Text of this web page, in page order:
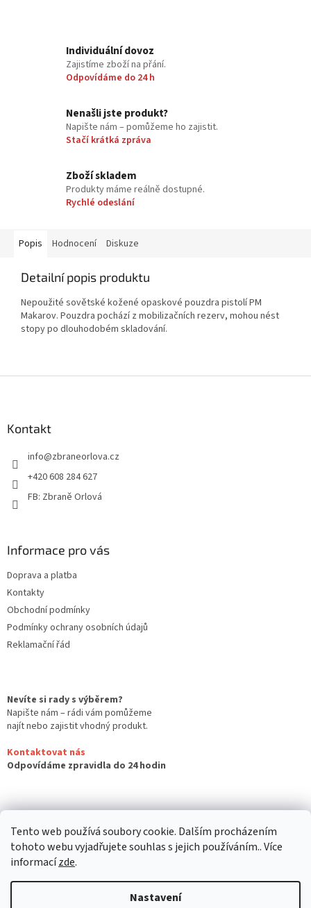
Tento web používá soubory cookie. Dalším procházením
tohoto webu vyjadřujete souhlas s jejich používáním.. Více
informacízde.
Nastavení
Individuální dovoz
Zajistíme zboží na přání.
Odpovídáme do 24 h
Nenašli jste produkt?
Napište nám – pomůžeme ho zajistit.
Stačí krátká zpráva
Zboží skladem
Produkty máme reálně dostupné.
Rychlé odeslání
Popis Hodnocení Diskuze
Detailní popis produktu
Nepoužité sovětské kožené opaskové pouzdra pistolí PM
Makarov. Pouzdra pochází z mobilizačních rezerv, mohou nést
stopy po dlouhodobém skladování.
Kontakt
info@zbraneorlova.cz
+420 608 284 627
FB: Zbraně Orlová
Informace pro vás
Doprava a platba
Kontakty
Obchodní podmínky
Podmínky ochrany osobních údajů
Reklamační řád
Nevíte si rady s výběrem?
Napište nám – rádi vám pomůžeme
najít nebo zajistit vhodný produkt.
Kontaktovat nás
Odpovídáme zpravidla do 24 hodin
Vytvořil Shoptet